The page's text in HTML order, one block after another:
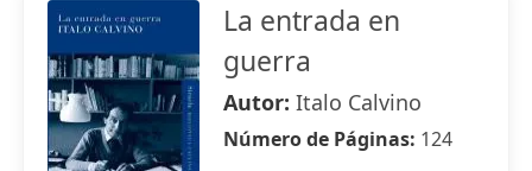
La entrada en
guerra
Autor: Italo Calvino
Número de Páginas: 124